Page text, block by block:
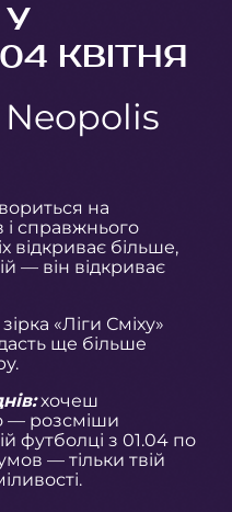
КВІТНЯ
Neopolis
на
і справжнього
відкриває більше,
— він відкриває
«Ліги Сміху»
ще більше
хочеш
— розсміши
футболці з 01.04 по
— тільки твій